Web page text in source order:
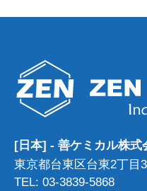
[日本] - 善ケミカル株式
東京都台東区台東2丁目
TEL: 03-3839-5868